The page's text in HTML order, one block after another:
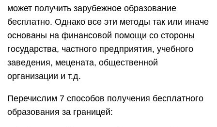
может получить зарубежное образование
бесплатно. Однако все эти методы так или иначе
основаны на финансовой помощи со стороны
государства, частного предприятия, учебного
заведения, мецената, общественной
организации и т.д.
Перечислим 7 способов получения бесплатного
образования за границей: